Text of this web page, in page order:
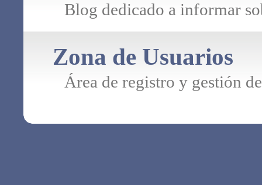
Blog dedicado a informar
Zona de Usuarios
Área de registro y gestión